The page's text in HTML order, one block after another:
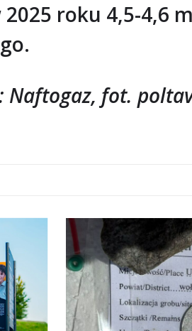
roku 4,5-4,6
Naftogaz, fot.